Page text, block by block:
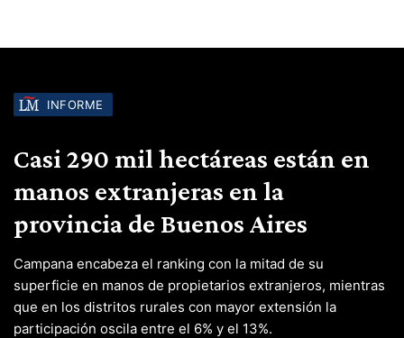
INFORME
Casi 290 mil hectáreas están en
manos extranjeras en la
provincia de Buenos Aires
Campana encabeza el ranking con la mitad de su
superficie en manos de propietarios extranjeros, mientras
que en los distritos rurales con mayor extensión la
participación oscila entre el 6% y el 13%.